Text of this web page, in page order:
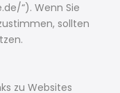
“). Wenn Sie
sollten
zu Websites